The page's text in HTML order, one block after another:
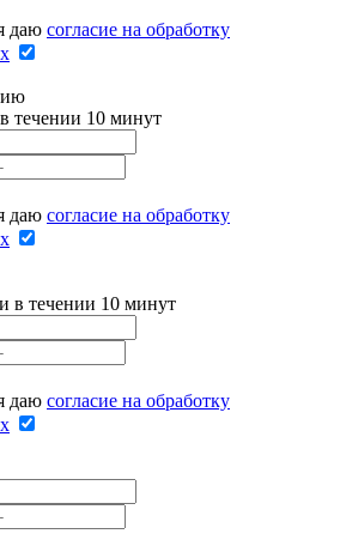
даю согласие на обработку
течении 10 минут
даю согласие на обработку
в течении 10 минут
даю согласие на обработку